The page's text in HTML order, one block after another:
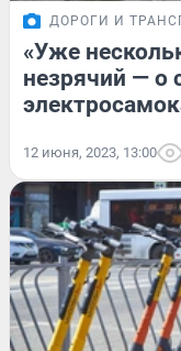
ДОРОГИ И
«Уже
незрячий — о
12 июня, 2023, 13:00